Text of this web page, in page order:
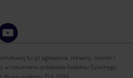
tui.pl ogłoszenia, reklamy, cenniki i
w rozumieniu przepisów Kodeksu Cywilnego.